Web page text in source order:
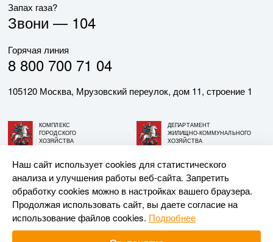
Запах газа?
Звони — 104
Горячая линия
8 800 700 71 04
105120 Москва, Мрузовский переулок, дом 11, строение 1
КОМПЛЕКС
ГОРОДСКОГО
ХОЗЯЙСТВА
ДЕПАРТАМЕНТ
ЖИЛИЩНО-КОММУНАЛЬНОГО
ХОЗЯЙСТВА
© АО «МОСГАЗ», 2026. При использовании материалов
ссылка на сайт обязательна.
Разработка и поддержка —Upriver
Наш сайт использует cookies для статистического
анализа и улучшения работы веб-сайта. Запретить
обработку cookies можно в настройках вашего браузера.
Продолжая использовать сайт, вы даете согласие на
использование файлов cookies. Подробнее